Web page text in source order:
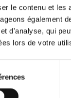
le contenu et
également
d'analyse, qui
lors de votre
améliorer votre
station constitue
est
, même pendant
vous permettant